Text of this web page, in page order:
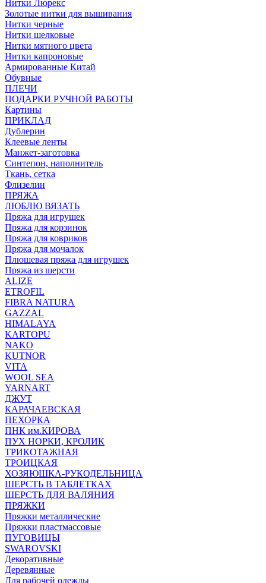
Нитки Люрекс
Золотые нитки для вышивания
Нитки черные
Нитки шелковые
Нитки мятного цвета
Нитки капроновые
Армированные Китай
Обувные
ПЛЕЧИ
ПОДАРКИ РУЧНОЙ РАБОТЫ
Картины
ПРИКЛАД
Дублерин
Клеевые ленты
Манжет-заготовка
Синтепон, наполнитель
Ткань, сетка
Флизелин
ПРЯЖА
ЛЮБЛЮ ВЯЗАТЬ
Пряжа для игрушек
Пряжа для корзинок
Пряжа для ковриков
Пряжа для мочалок
Плюшевая пряжа для игрушек
Пряжа из шерсти
ALIZE
ETROFIL
FIBRA NATURA
GAZZAL
HIMALAYA
KARTOPU
NAKO
KUTNOR
VITA
WOOL SEA
YARNART
ДЖУТ
КАРАЧАЕВСКАЯ
ПЕХОРКА
ПНК им.КИРОВА
ПУХ НОРКИ, КРОЛИК
ТРИКОТАЖНАЯ
ТРОИЦКАЯ
ХОЗЯЮШКА-РУКОДЕЛЬНИЦА
ШЕРСТЬ В ТАБЛЕТКАХ
ШЕРСТЬ ДЛЯ ВАЛЯНИЯ
ПРЯЖКИ
Пряжки металлические
Пряжки пластмассовые
ПУГОВИЦЫ
SWAROVSKI
Декоративные
Деревянные
Для рабочей одежды